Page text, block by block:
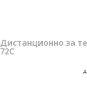
Дистанционно за
72C